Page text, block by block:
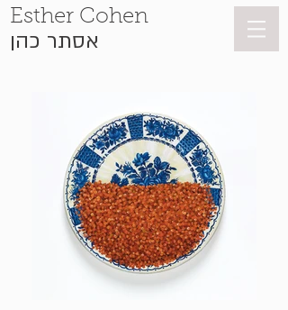
Esther Cohen
אסתר כהן